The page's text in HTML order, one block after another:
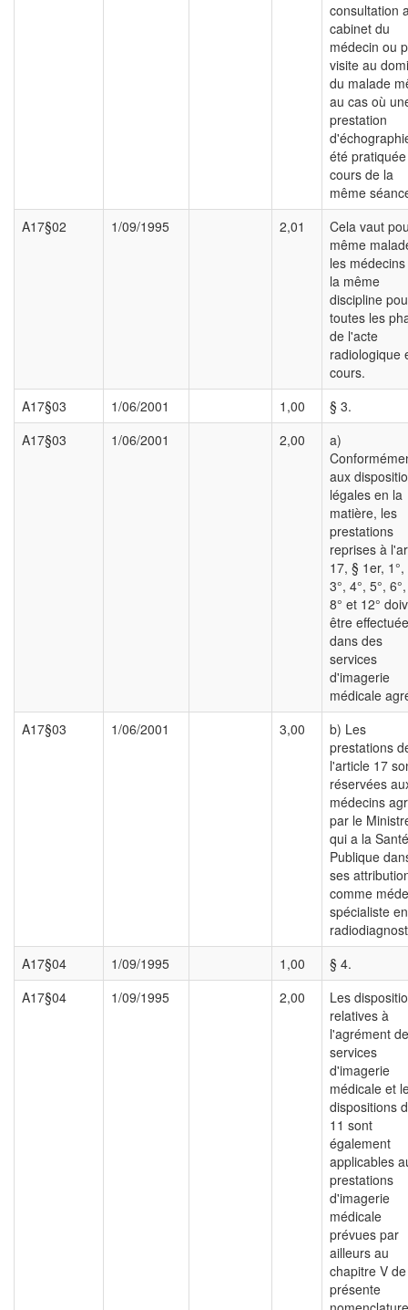
consultation
cabinet du
médecin ou
visite au
du malade
au cas où
prestation
été
cours de la
même
A17§02
1/09/1995 2,01
Cela vaut
même
les
la même
discipline
toutes les
de l'acte
radiologique
cours.
A17§03
1/06/2001 1,00
§ 3.
A17§03
1/06/2001 2,00
a)
aux
légales en la
matière, les
prestations
reprises à
17, § 1er, 1°,
3°, 4°, 5°,
8° et 12°
être
dans des
services
d'imagerie
médicale
A17§03
1/06/2001 3,00
b) Les
prestations
l'article 17
réservées
médecins
par le
qui a la Santé
Publique
ses
comme
spécialiste en
A17§04
1/09/1995 1,00
§ 4.
A17§04
1/09/1995 2,00
Les
relatives à
l'agrément
services
d'imagerie
médicale et
dispositions
11 sont
également
applicables
prestations
d'imagerie
médicale
prévues par
ailleurs au
chapitre V
présente